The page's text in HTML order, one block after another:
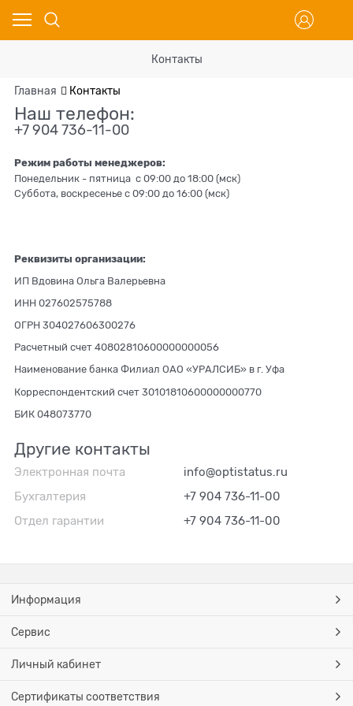
Контакты
Главная Контакты
Наш телефон:
+7 904 736-11-00
Режим работы менеджеров:
Понедельник - пятница c 09:00 до 18:00 (мск)
Суббота, воскресенье с 09:00 до 16:00 (мск)
Реквизиты организации:
ИП Вдовина Ольга Валерьевна
ИНН 027602575788
ОГРН 304027606300276
Расчетный счет 40802810600000000056
Наименование банка Филиал ОАО «УРАЛСИБ» в г. Уфа
Корреспондентский счет 30101810600000000770
БИК 048073770
Другие контакты
Электронная почта
info@optistatus.ru
Бухгалтерия
+7 904 736-11-00
Отдел гарантии
+7 904 736-11-00
Информация
Сервис
Личный кабинет
Сертификаты соответствия